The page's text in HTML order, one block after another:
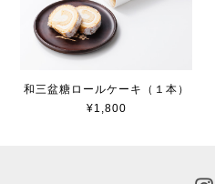
和三盆糖ロールケーキ（１本）
¥1,800